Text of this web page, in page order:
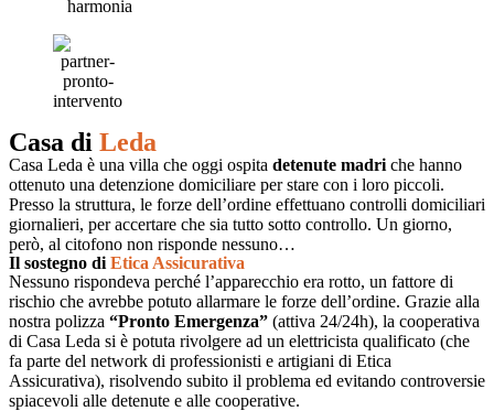
Casa di Leda
Casa Leda è una villa che oggi ospita detenute madri che hanno
ottenuto una detenzione domiciliare per stare con i loro piccoli.
Presso la struttura, le forze dell’ordine effettuano controlli domiciliari
giornalieri, per accertare che sia tutto sotto controllo. Un giorno,
però, al citofono non risponde nessuno…
Il sostegno di Etica Assicurativa
Nessuno rispondeva perché l’apparecchio era rotto, un fattore di
rischio che avrebbe potuto allarmare le forze dell’ordine. Grazie alla
nostra polizza “Pronto Emergenza” (attiva 24/24h), la cooperativa
di Casa Leda si è potuta rivolgere ad un elettricista qualificato (che
fa parte del network di professionisti e artigiani di Etica
Assicurativa), risolvendo subito il problema ed evitando controversie
spiacevoli alle detenute e alle cooperative.